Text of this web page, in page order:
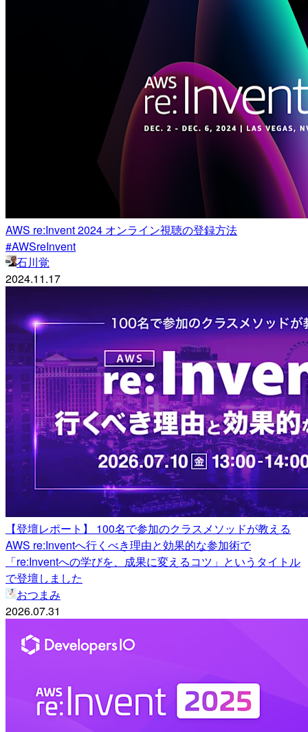
AWS re:Invent 2024 オンライン視聴の登録方法
#AWSreInvent
石川覚
2024.11.17
【登壇レポート】 100名で参加のクラスメソッドが教える
AWS re:Inventへ行くべき理由と効果的な参加術で
「re:Inventへの学びを、成果に変えるコツ」というタイトル
で登壇しました
おつまみ
2026.07.31